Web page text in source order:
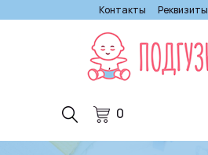
Контакты Реквизиты
0